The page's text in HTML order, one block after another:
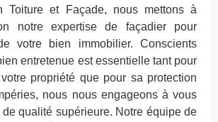
Toiture et Façade, nous mettons à
notre expertise de façadier pour
votre bien immobilier. Conscients
entretenue est essentielle tant pour
propriété que pour sa protection
nous nous engageons à vous
qualité supérieure. Notre équipe de